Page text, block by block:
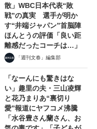
散」WBC日本代表“敗
戦”の真実 選手が明か
す“井端ジャパン”首脳陣
ほんとうの評価「良い距
離感だったコーチは…」
「週刊文春」編集部
「なーんにも驚きはな
い」趣里の夫・三山凌輝
と花乃まりあ“裏切り
愛”報道にヤフコメ沸騰
「水谷豊さん蘭さん、お